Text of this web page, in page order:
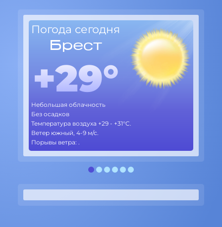
Погода сегодня
Брест
+29°
Небольшая облачность
Без осадков
Температура воздуха +29 - +31°C.
Ветер южный, 4-9 м/с.
Порывы ветра: .